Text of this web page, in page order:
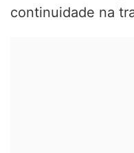
continuidade na